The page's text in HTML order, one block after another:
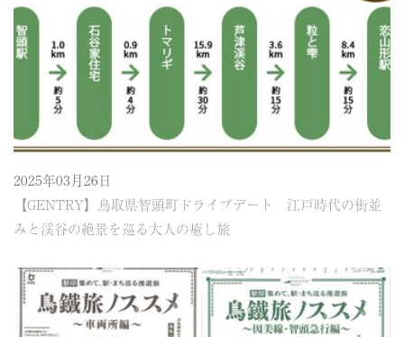
2025年03月26日
【GENTRY】鳥取県智頭町ドライブデート 江戸時代の街並
みと渓谷の絶景を巡る大人の癒し旅